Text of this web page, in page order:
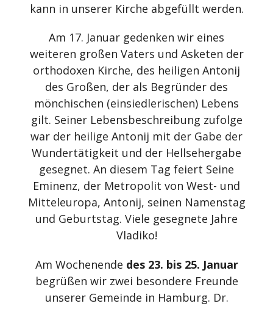
kann in unserer Kirche abgefüllt werden.
Am 17. Januar gedenken wir eines
weiteren großen Vaters und Asketen der
orthodoxen Kirche, des heiligen Antonij
des Großen, der als Begründer des
mönchischen (einsiedlerischen) Lebens
gilt. Seiner Lebensbeschreibung zufolge
war der heilige Antonij mit der Gabe der
Wundertätigkeit und der Hellsehergabe
gesegnet. An diesem Tag feiert Seine
Eminenz, der Metropolit von West- und
Mitteleuropa, Antonij, seinen Namenstag
und Geburtstag. Viele gesegnete Jahre
Vladiko!
Am Wochenende des 23. bis 25. Januar
begrüßen wir zwei besondere Freunde
unserer Gemeinde in Hamburg. Dr.